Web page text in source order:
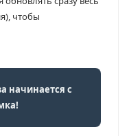
чтобы
начинается с